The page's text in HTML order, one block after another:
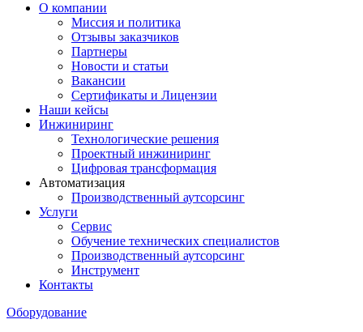
О компании
Миссия и политика
Отзывы заказчиков
Партнеры
Новости и статьи
Вакансии
Сертификаты и Лицензии
Наши кейсы
Инжиниринг
Технологические решения
Проектный инжиниринг
Цифровая трансформация
Автоматизация
Производственный аутсорсинг
Услуги
Сервис
Обучение технических специалистов
Производственный аутсорсинг
Инструмент
Контакты
Оборудование